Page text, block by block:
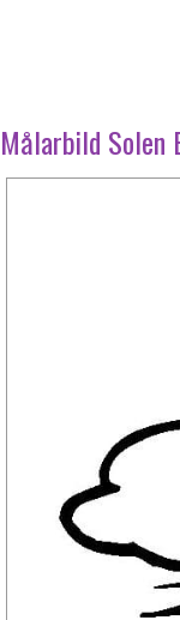
Målarbild Solen